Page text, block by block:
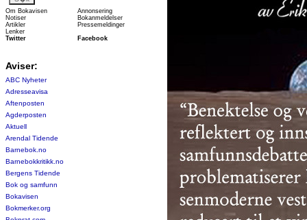
Om Bokavisen
Annonsering
Notiser
Bokanmeldelser
Artikler
Pressemeldinger
Lenker
Twitter
Facebook
Aviser:
ABC Nyheter
Adresseavisa
Aftenposten
Agderposten
Aktuell
Arendal Tidende
Barnebok.no
Barnebokkritikk.no
Bergens Tidende
Bok og samfunn
Bokavisen
Bokmerker.org